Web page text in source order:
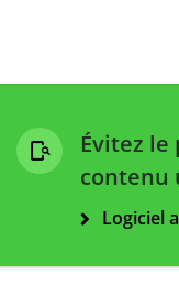
Évitez le
contenu
Logiciel